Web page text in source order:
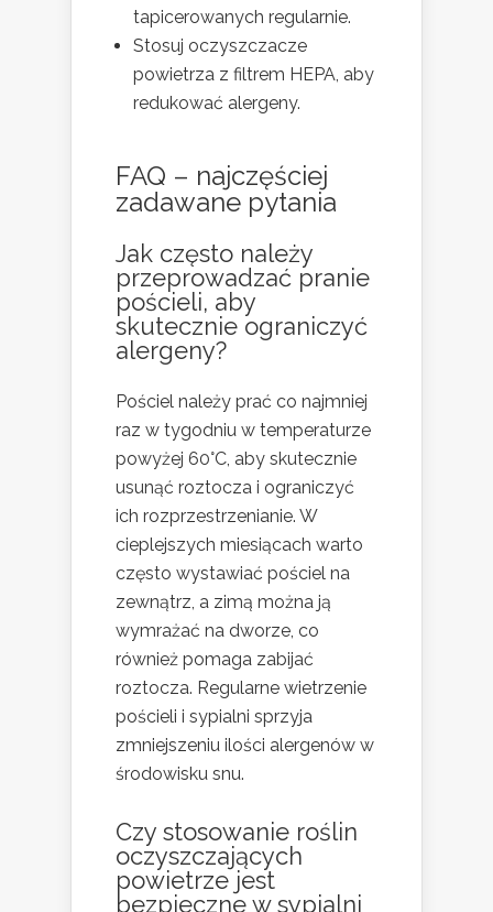
tapicerowanych regularnie.
Stosuj oczyszczacze
powietrza z filtrem HEPA, aby
redukować alergeny.
FAQ – najczęściej
zadawane pytania
Jak często należy
przeprowadzać pranie
pościeli, aby
skutecznie ograniczyć
alergeny?
Pościel należy prać co najmniej
raz w tygodniu w temperaturze
powyżej 60°C, aby skutecznie
usunąć roztocza i ograniczyć
ich rozprzestrzenianie. W
cieplejszych miesiącach warto
często wystawiać pościel na
zewnątrz, a zimą można ją
wymrażać na dworze, co
również pomaga zabijać
roztocza. Regularne wietrzenie
pościeli i sypialni sprzyja
zmniejszeniu ilości alergenów w
środowisku snu.
Czy stosowanie roślin
oczyszczających
powietrze jest
bezpieczne w sypialni